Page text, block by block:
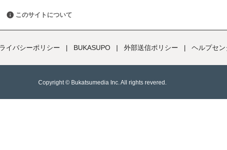
このサイトについて
イバシーポリシー | BUKASUPO | 外部送信ポリシー | ヘルプセン
Copyright ©︎ Bukatsumedia Inc. All rights revered.